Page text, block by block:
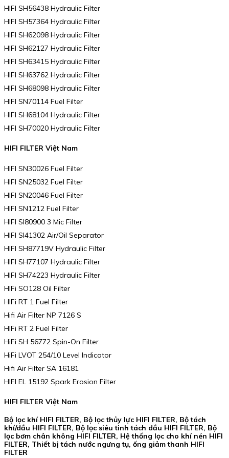
HIFI SH56438 Hydraulic Filter
HIFI SH57364 Hydraulic Filter
HIFI SH62098 Hydraulic Filter
HIFI SH62127 Hydraulic Filter
HIFI SH63415 Hydraulic Filter
HIFI SH63762 Hydraulic Filter
HIFI SH68098 Hydraulic Filter
HIFI SN70114 Fuel Filter
HIFI SH68104 Hydraulic Filter
HIFI SH70020 Hydraulic Filter
HIFI FILTER Việt Nam
HIFI SN30026 Fuel Filter
HIFI SN25032 Fuel Filter
HIFI SN20046 Fuel Filter
HIFI SN1212 Fuel Filter
HIFI SI80900 3 Mic Filter
HIFI SI41302 Air/Oil Separator
HIFI SH87719V Hydraulic Filter
HIFI SH77107 Hydraulic Filter
HIFI SH74223 Hydraulic Filter
HIFi SO128 Oil Filter
HIFi RT 1 Fuel Filter
Hifi Air Filter NP 7126 S
HIFi RT 2 Fuel Filter
HiFi SH 56772 Spin-On Filter
HiFi LVOT 254/10 Level Indicator
Hifi Air Filter SA 16181
HIFI EL 15192 Spark Erosion Filter
HIFI FILTER Việt Nam
Bộ lọc khí HIFI FILTER, Bộ lọc thủy lực HIFI FILTER, Bộ tách
khí/dầu HIFI FILTER, Bộ lọc siêu tinh tách dầu HIFI FILTER, Bộ
lọc bơm chân không HIFI FILTER, Hệ thống lọc cho khí nén HIFI
FILTER, Thiết bị tách nước ngưng tụ, ống giảm thanh HIFI
FILTER